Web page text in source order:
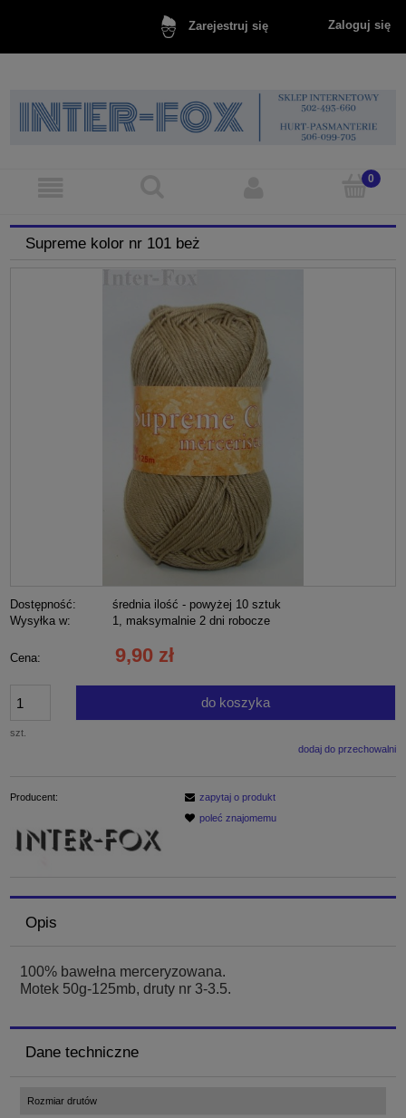
Zarejestruj się Zaloguj się
Supreme kolor nr 101 beż
Dostępność:
średnia ilość - powyżej 10 sztuk
Wysyłka w:
1, maksymalnie 2 dni robocze
Cena: 9,90 zł
szt.
do koszyka
dodaj do przechowalni
Producent:
zapytaj o produkt
poleć znajomemu
Opis
100% bawełna merceryzowana.
Motek 50g-125mb, druty nr 3-3.5.
Dane techniczne
Rozmiar drutów